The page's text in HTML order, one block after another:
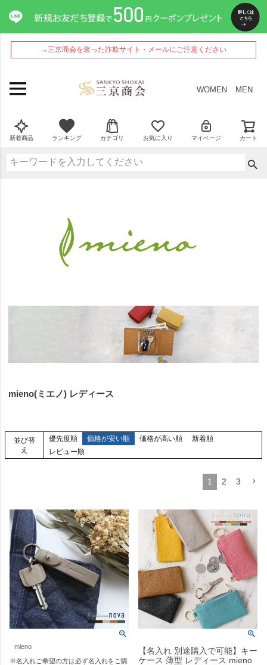
→三京商会を装った詐欺サイト・メールにご注意ください
WOMEN MEN
新着商品 ランキング カテゴリ お気に入り マイページ カート
mieno(ミエノ) レディース
並び替
え
優先度順 価格が安い順 価格が高い順
新着順
レビュー順
1 2 3
mieno
※名入れご希望の方は必ず名入れをご購
【名入れ 別途購入で可能】キー
ケース 薄型 レディース mieno